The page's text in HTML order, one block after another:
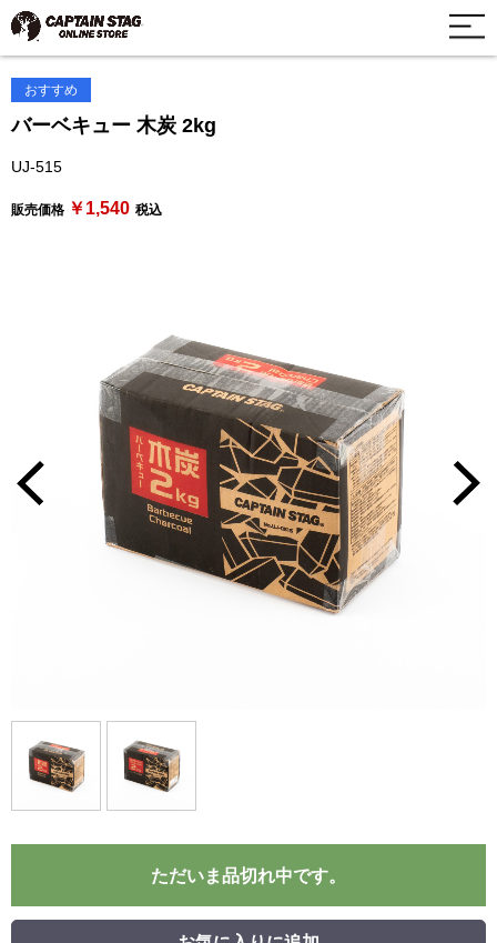
おすすめ
バーベキュー 木炭 2kg
UJ-515
販売価格 ￥1,540 税込
ただいま品切れ中です。